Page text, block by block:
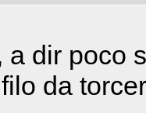
dir poco
da